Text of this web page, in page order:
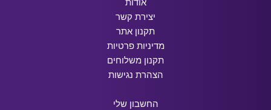
אודות
יצירת קשר
תקנון אתר
מדיניות פרטיות
תקנון משלוחים
הצהרת נגישות
החשבון שלי